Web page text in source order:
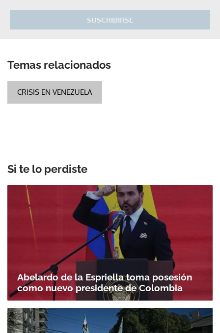
SUSCRIBIRSE
Temas relacionados
CRISIS EN VENEZUELA
Si te lo perdiste
Abelardo de la Espriella toma posesión
como nuevo presidente de Colombia